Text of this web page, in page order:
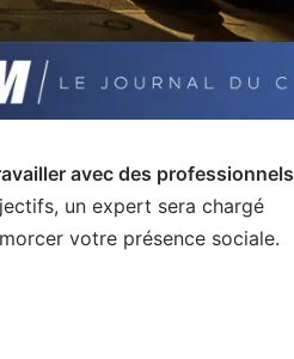
avec des professionnels
un expert sera chargé
votre présence sociale.